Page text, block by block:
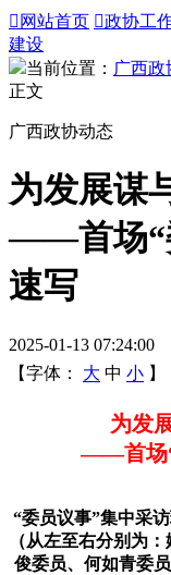
 网站首页 政协工
建设
当前位置： 广西政
正文
广西政协动态
为发展谋
——首场“
速写
2025-01-13
【字体：
大 中 小 】
为发
——首场“
“委员议事”集中采
（从左至右分别为
俊委员、何如青委